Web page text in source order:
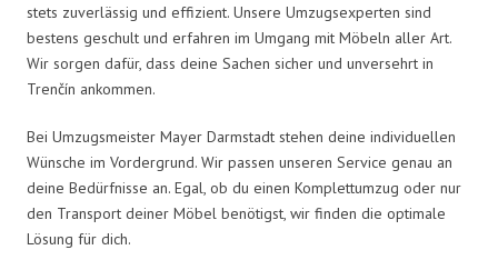
stets zuverlässig und effizient. Unsere Umzugsexperten sind
bestens geschult und erfahren im Umgang mit Möbeln aller Art.
Wir sorgen dafür, dass deine Sachen sicher und unversehrt in
Trenčín ankommen.
Bei Umzugsmeister Mayer Darmstadt stehen deine individuellen
Wünsche im Vordergrund. Wir passen unseren Service genau an
deine Bedürfnisse an. Egal, ob du einen Komplettumzug oder nur
den Transport deiner Möbel benötigst, wir finden die optimale
Lösung für dich.